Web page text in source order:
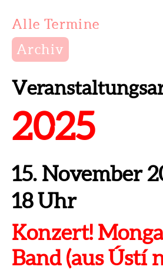
Alle Termine
Archiv
2025
15. November
18 Uhr
Konzert!
Band (aus Ústí